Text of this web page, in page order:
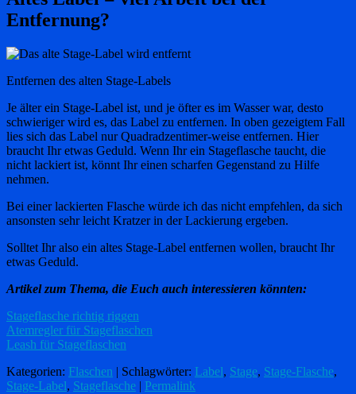
Entfernung?
Entfernen des alten Stage-Labels
Je älter ein Stage-Label ist, und je öfter es im Wasser war, desto
schwieriger wird es, das Label zu entfernen. In oben gezeigtem Fall
lies sich das Label nur Quadradzentimer-weise entfernen. Hier
braucht Ihr etwas Geduld. Wenn Ihr ein Stageflasche taucht, die
nicht lackiert ist, könnt Ihr einen scharfen Gegenstand zu Hilfe
nehmen.
Bei einer lackierten Flasche würde ich das nicht empfehlen, da sich
ansonsten sehr leicht Kratzer in der Lackierung ergeben.
Solltet Ihr also ein altes Stage-Label entfernen wollen, braucht Ihr
etwas Geduld.
Artikel zum Thema, die Euch auch interessieren könnten:
Stageflasche richtig riggen
Atemregler für Stageflaschen
Leash für Stageflaschen
Kategorien: Flaschen | Schlagwörter: Label, Stage, Stage-Flasche,
Stage-Label, Stageflasche | Permalink